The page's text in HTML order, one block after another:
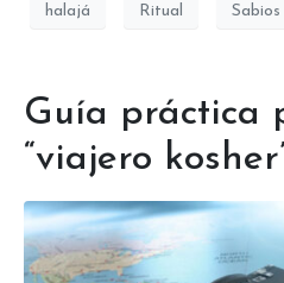
halajá Ritual Sabios
Guía práctica
“viajero